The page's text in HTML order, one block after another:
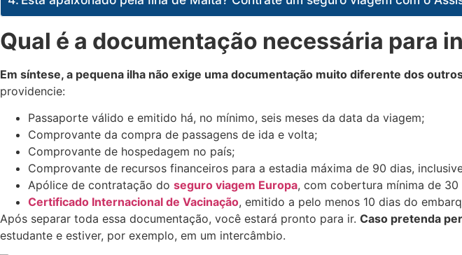
Qual é a documentação necessária para
Em síntese, a pequena ilha não exige uma documentação muito diferente dos
providencie:
Passaporte válido e emitido há, no mínimo, seis meses da data da viagem;
Comprovante da compra de passagens de ida e volta;
Comprovante de hospedagem no país;
Comprovante de recursos financeiros para a estadia máxima de 90 dias,
Apólice de contratação do seguro viagem Europa, com cobertura mínima de 30
Certificado Internacional de Vacinação, emitido a pelo menos 10 dias do
Após separar toda essa documentação, você estará pronto para ir. Caso pretenda
estudante e estiver, por exemplo, em um intercâmbio.